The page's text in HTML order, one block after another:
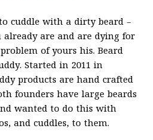
cuddle with a dirty beard –
already are and are dying for
of yours his. Beard
Started in 2011 in
products are hand crafted
founders have large beards
wanted to do this with
and cuddles, to them.